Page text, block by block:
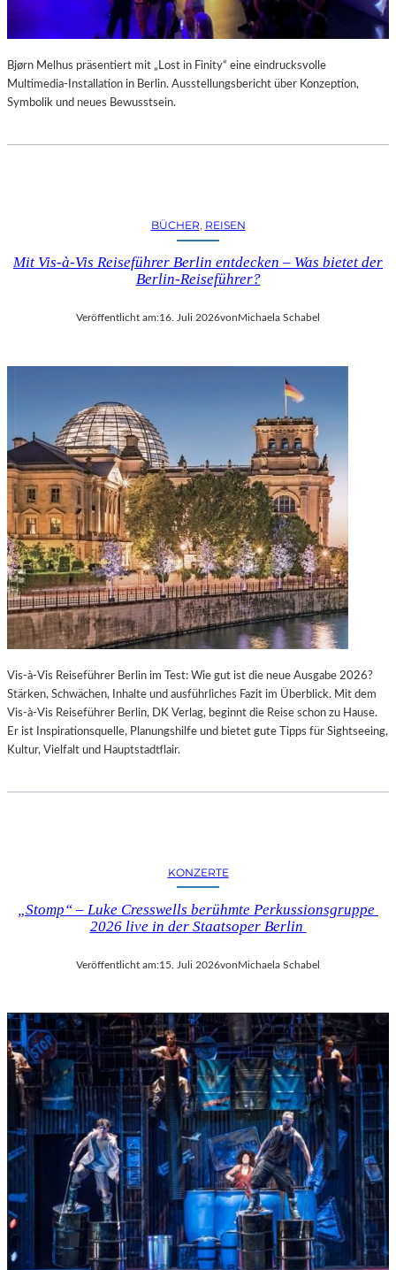
Bjørn Melhus präsentiert mit „Lost in Finity“ eine eindrucksvolle
Multimedia-Installation in Berlin. Ausstellungsbericht über Konzeption,
Symbolik und neues Bewusstsein.
BÜCHER, REISEN
Mit Vis-à-Vis Reiseführer Berlin entdecken – Was bietet der
Berlin-Reiseführer?
Veröffentlicht am:16. Juli 2026von Michaela Schabel
Vis-à-Vis Reiseführer Berlin im Test: Wie gut ist die neue Ausgabe 2026?
Stärken, Schwächen, Inhalte und ausführliches Fazit im Überblick. Mit dem
Vis-à-Vis Reiseführer Berlin, DK Verlag, beginnt die Reise schon zu Hause.
Er ist Inspirationsquelle, Planungshilfe und bietet gute Tipps für Sightseeing,
Kultur, Vielfalt und Hauptstadtflair.
KONZERTE
„Stomp“ – Luke Cresswells berühmte Perkussionsgruppe
2026 live in der Staatsoper Berlin
Veröffentlicht am:15. Juli 2026vonMichaela Schabel